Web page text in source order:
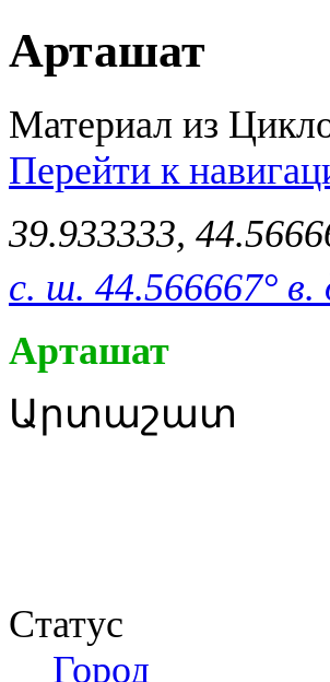
Арташат
Материал из
Перейти к
39.933333,
с. ш. 44.566667° в.
Арташат
Արտաշատ
Статус
Город